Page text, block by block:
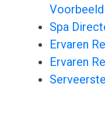
Voorbeeld
Spa
Ervaren
Ervaren